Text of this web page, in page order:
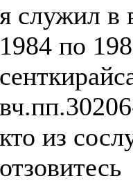
я служил в
1984 по
кто из
отзовитесь